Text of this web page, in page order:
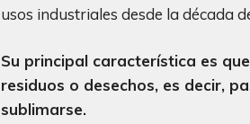
usos industriales desde la década
Su principal característica es
residuos o desechos, es decir,
sublimarse.